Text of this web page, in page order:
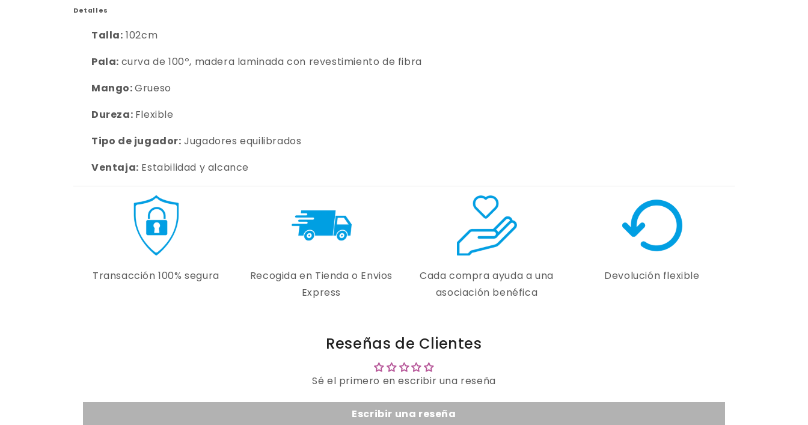
Detalles
Talla: 102cm
Pala: curva de 100º, madera laminada con revestimiento de fibra
Mango:Grueso
Dureza: Flexible
Tipo de jugador: Jugadores equilibrados
Ventaja: Estabilidad y alcance
Transacción 100% segura
Recogida en Tienda o Envios
Express
Cada compra ayuda a una
asociación benéfica
Devolución flexible
Reseñas de Clientes
Sé el primero en escribir una reseña
Escribir una reseña